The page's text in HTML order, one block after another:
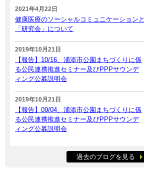
2021年4月22日
健康医療のソーシャルコミュニケーションと
「研究会」について
2019年10月21日
【報告】10/16、浦添市公園まちづくりに係
る公民連携推進セミナー及びPPPサウンデ
ィング公募説明会
2019年10月21日
【報告】09/04、浦添市公園まちづくりに係
る公民連携推進セミナー及びPPPサウンデ
ィング公募説明会
過去のブログを見る